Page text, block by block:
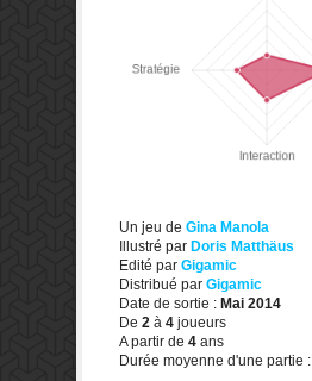
Un jeu de Gina Manola
Illustré par Doris Matthäus
Edité par Gigamic
Distribué par Gigamic
Date de sortie : Mai 2014
De 2 à 4 joueurs
A partir de 4 ans
Durée moyenne d'une partie :